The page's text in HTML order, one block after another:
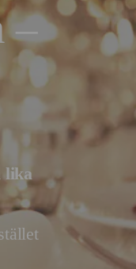
–
lika